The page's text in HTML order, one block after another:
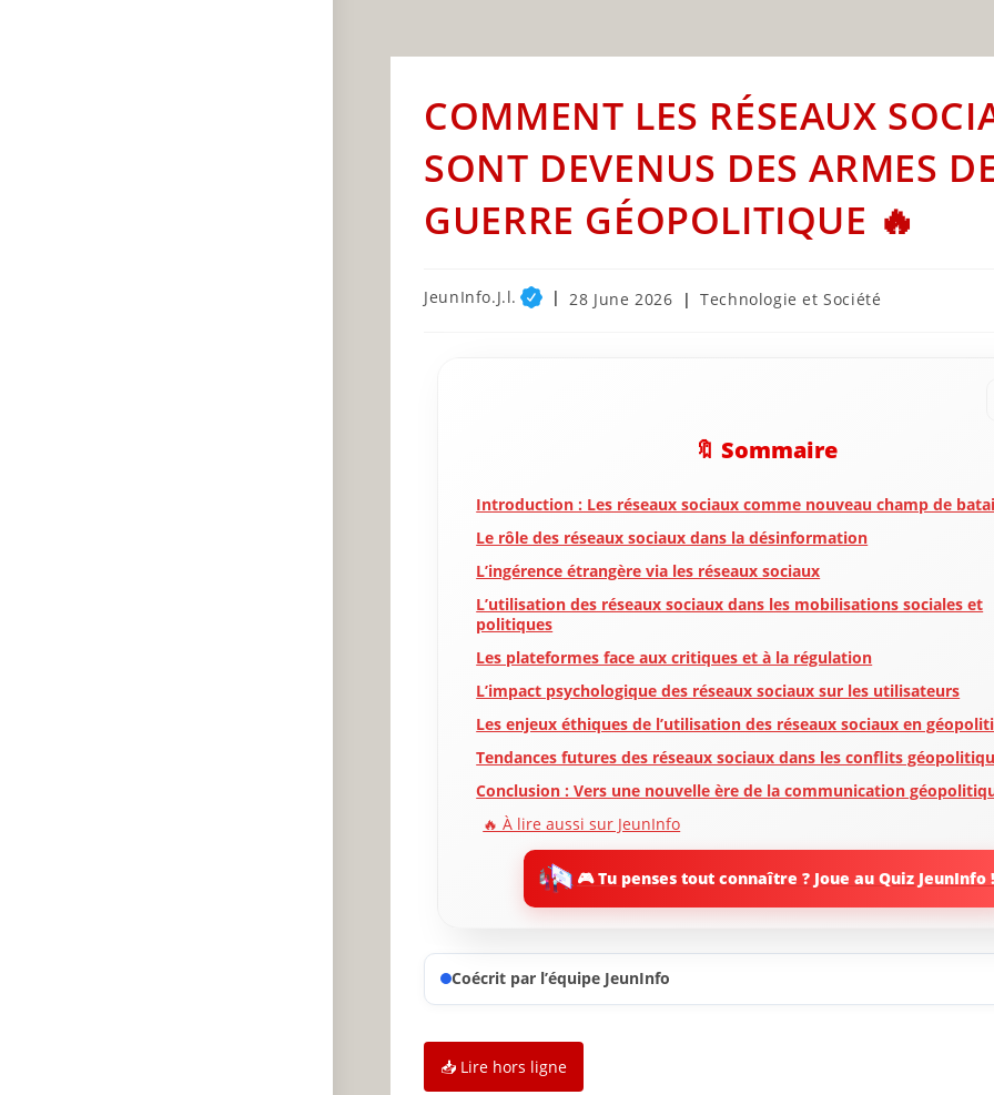
COMMENT LES RÉSEAUX
SONT DEVENUS DES ARMES
GUERRE GÉOPOLITIQUE 🔥
Post
JeunInfo.J.l.
Post
28 June 2026
Post
Technologie et Société
🔖 Sommaire
Introduction : Les réseaux sociaux comme nouveau champ de
Le rôle des réseaux sociaux dans la désinformation
L’ingérence étrangère via les réseaux sociaux
L’utilisation des réseaux sociaux dans les mobilisations sociales et
politiques
Les plateformes face aux critiques et à la régulation
L’impact psychologique des réseaux sociaux sur les utilisateurs
Les enjeux éthiques de l’utilisation des réseaux sociaux en
Tendances futures des réseaux sociaux dans les conflits
Conclusion : Vers une nouvelle ère de la communication
🔥 À lire aussi sur JeunInfo
✨ Nouveau sur JeunInfo ?
Articles recommandés
🎮 Tu penses tout connaître ? Joue au Quiz JeunInfo !
Coécrit par l’équipe JeunInfo
📥 Lire hors ligne